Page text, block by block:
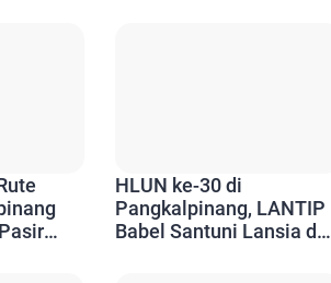
HLUN ke-30 di
Pangkalpinang, LANTIP
Babel Santuni Lansia dan